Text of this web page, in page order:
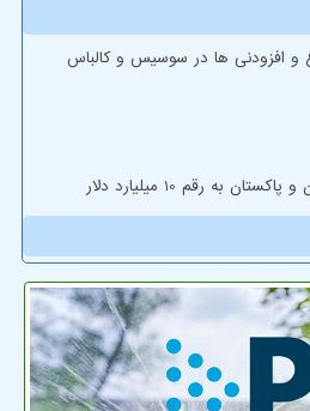
و افزودنی ها در سوسیس و کالباس
به رقم 10 میلیارد دلار